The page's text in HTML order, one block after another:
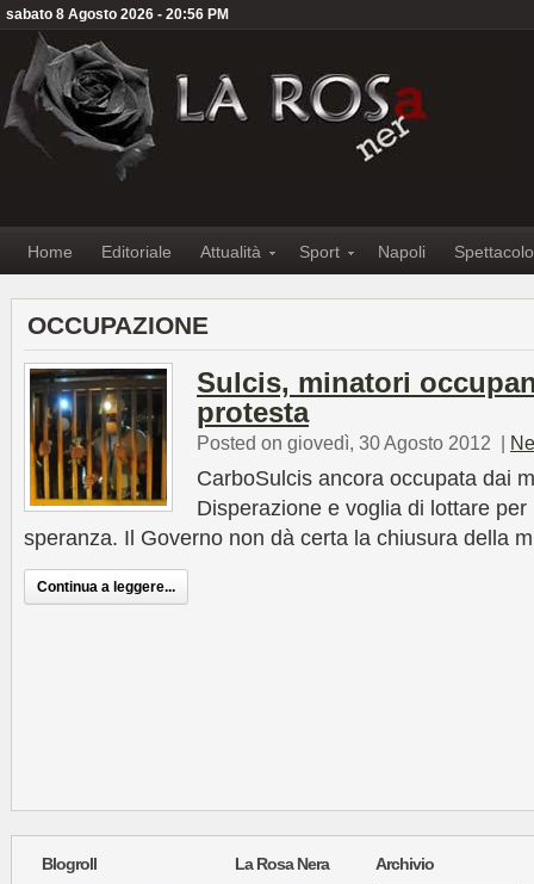
sabato 8 Agosto 2026 - 20:56 PM
Home Editoriale Attualità Sport Napoli Spettacolo
OCCUPAZIONE
Sulcis, minatori
protesta
Posted on giovedì, 30 Agosto 2012 |
CarboSulcis ancora occupata dai
Disperazione e voglia di lottare
speranza. Il Governo non dà certa la chiusura della
Continua a leggere...
Blogroll La Rosa Nera Archivio